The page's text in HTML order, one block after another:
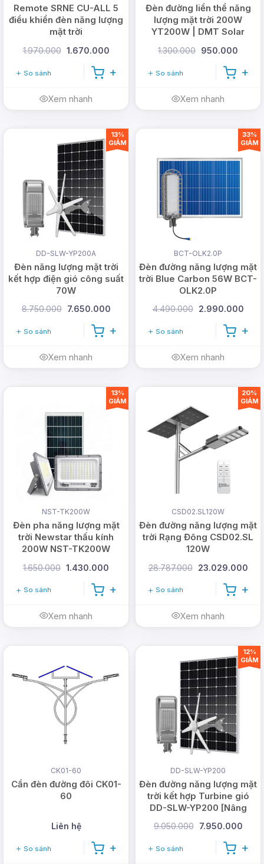
Remote SRNE CU-ALL 5
điều khiển đèn năng lượng
mặt trời
1.970.000 1.670.000
So sánh
Xem nhanh
Đèn đường liền thể năng
lượng mặt trời 200W
YT200W | DMT Solar
1.300.000 950.000
So sánh
Xem nhanh
DD-SLW-YP200A
Đèn năng lượng mặt trời
kết hợp điện gió công suất
70W
8.750.000 7.650.000
So sánh
Xem nhanh
13%
GIẢM
BCT-OLK2.0P
Đèn đường năng lượng mặt
trời Blue Carbon 56W BCT-
OLK2.0P
4.490.000 2.990.000
So sánh
Xem nhanh
33%
GIẢM
NST-TK200W
Đèn pha năng lượng mặt
trời Newstar thấu kính
200W NST-TK200W
1.650.000 1.430.000
So sánh
Xem nhanh
13%
GIẢM
CSD02.SL120W
Đèn đường năng lượng mặt
trời Rạng Đông CSD02.SL
120W
28.787.000 23.029.000
So sánh
Xem nhanh
20%
GIẢM
CK01-60
Cần đèn đường đôi CK01-
60
Liên hệ
So sánh
DD-SLW-YP200
Đèn đường năng lượng mặt
trời kết hợp Turbine gió
DD-SLW-YP200 [Nâng
9.050.000 7.950.000
So sánh
12%
GIẢM